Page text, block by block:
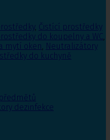
, Čistící prostředky
do koupelny a WC,
mytí oken, Neutralizátory
do kuchyně
dezinfekce